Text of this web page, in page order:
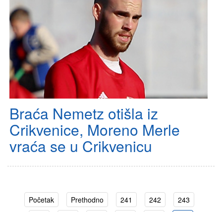
Braća Nemetz otišla iz
Crikvenice, Moreno Merle
vraća se u Crikvenicu
Početak Prethodno 241 242
243